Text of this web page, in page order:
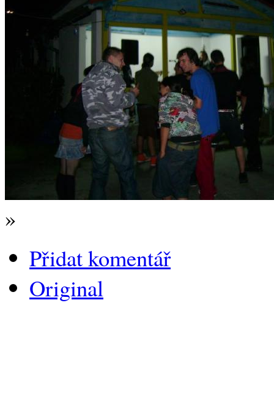
»
Přidat komentář
Original